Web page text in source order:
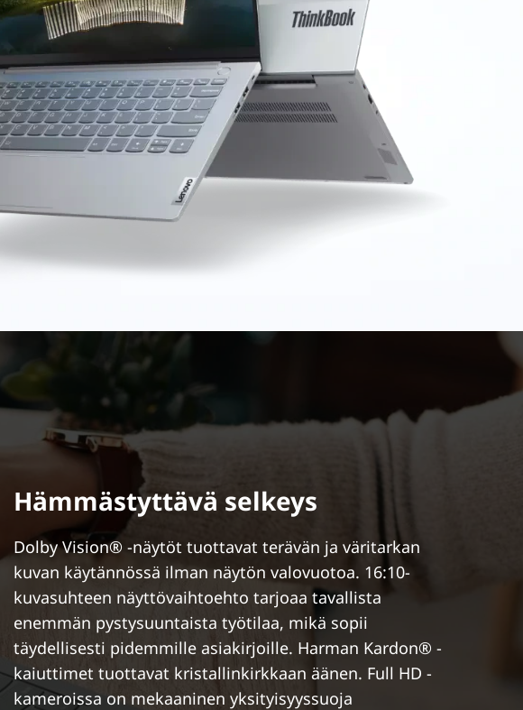
Hämmästyttävä selkeys
Dolby Vision® -näytöt tuottavat terävän ja väritarkan
kuvan käytännössä ilman näytön valovuotoa. 16:10-
kuvasuhteen näyttövaihtoehto tarjoaa tavallista
enemmän pystysuuntaista työtilaa, mikä sopii
täydellisesti pidemmille asiakirjoille. Harman Kardon® -
kaiuttimet tuottavat kristallinkirkkaan äänen. Full HD -
kameroissa on mekaaninen yksityisyyssuoja